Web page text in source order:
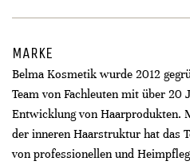
MARKE
Belma Kosmetik wurde 2012
Team von Fachleuten mit über 20
Entwicklung von Haarprodukten.
der inneren Haarstruktur hat das
von professionellen und